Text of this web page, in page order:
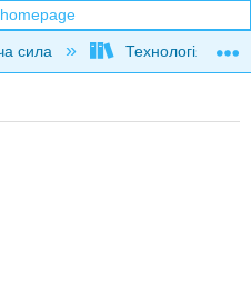
hierarchy
сила Технологія